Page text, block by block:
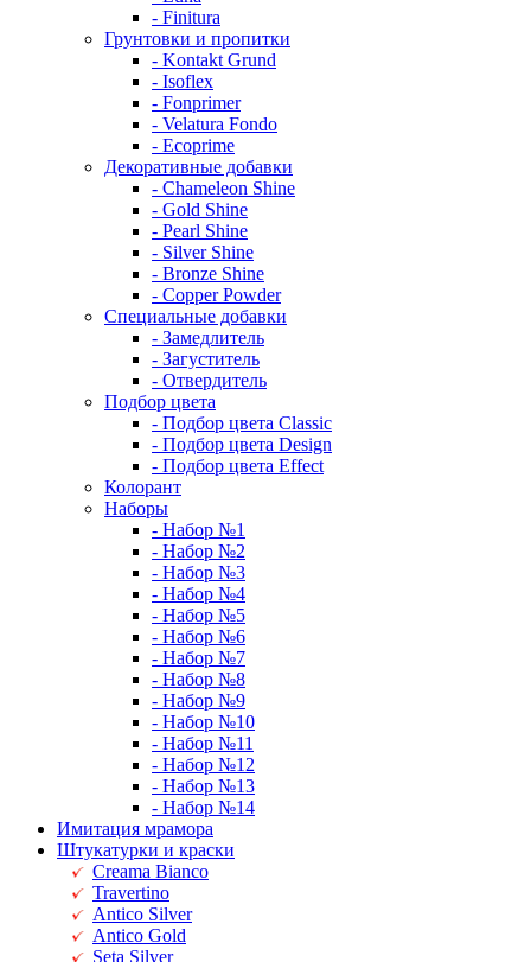
- Finitura
Грунтовки и пропитки
- Kontakt Grund
- Isoflex
- Fonprimer
- Velatura Fondo
- Ecoprime
Декоративные добавки
- Chameleon Shine
- Gold Shine
- Pearl Shine
- Silver Shine
- Bronze Shine
- Copper Powder
Специальные добавки
- Замедлитель
- Загуститель
- Отвердитель
Подбор цвета
- Подбор цвета Classic
- Подбор цвета Design
- Подбор цвета Effect
Колорант
Наборы
- Набор №1
- Набор №2
- Набор №3
- Набор №4
- Набор №5
- Набор №6
- Набор №7
- Набор №8
- Набор №9
- Набор №10
- Набор №11
- Набор №12
- Набор №13
- Набор №14
Имитация мрамора
Штукатурки и краски
Creama Bianco
Travertino
Antico Silver
Antico Gold
Seta Silver